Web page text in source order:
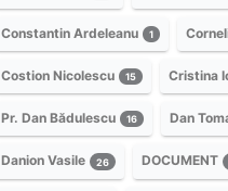
Constantin Ardeleanu 1
Costion Nicolescu 15 Cristina
Pr. Dan Bădulescu 16 Dan
Danion Vasile 26 DOCUMENT